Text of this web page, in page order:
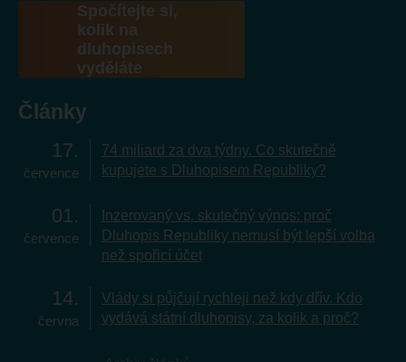
Spočítejte si,
kolik na
dluhopisech
vyděláte
Články
17
července
74 miliard za dva týdny. Co skutečně
kupujete s Dluhopisem Republiky?
01
července
Inzerovaný vs. skutečný výnos: proč
Dluhopis Republiky nemusí být lepší volba
než spořicí účet
14
června
Vlády si půjčují rychleji než kdy dřív. Kdo
vydává státní dluhopisy, za kolik a proč?